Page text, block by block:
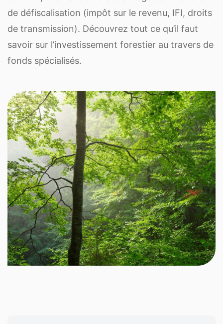
de défiscalisation (impôt sur le revenu, IFI, droits
de transmission). Découvrez tout ce qu’il faut
savoir sur l’investissement forestier au travers de
fonds spécialisés.